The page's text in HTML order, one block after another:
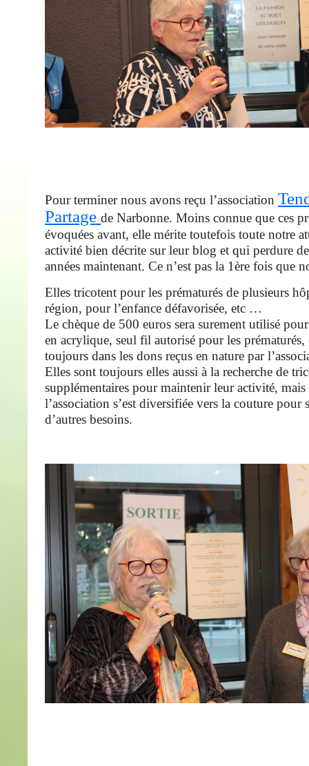
Pour terminer nous avons reçu l’association
Partage de Narbonne. Moins connue que ces
évoquées avant, elle mérite toutefois toute notre
activité bien décrite sur leur blog et qui perdure
années maintenant. Ce n’est pas la 1ère fois que
Elles tricotent pour les prématurés de plusieurs
région, pour l’enfance défavorisée, etc …
Le chèque de 500 euros sera surement utilisé
en acrylique, seul fil autorisé pour les prématurés,
toujours dans les dons reçus en nature par
Elles sont toujours elles aussi à la recherche de
supplémentaires pour maintenir leur activité, mais
l’association s’est diversifiée vers la couture pour
d’autres besoins.